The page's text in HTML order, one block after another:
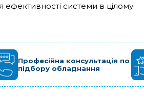
системи в цілому.
Професійна консультація по
підбору обладнання